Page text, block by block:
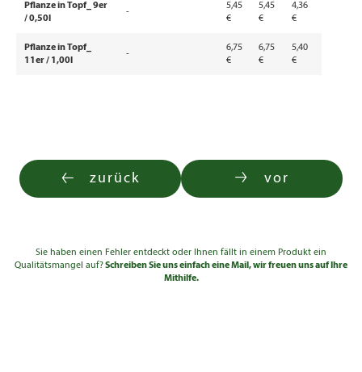
Pflanze in Topf_ 9er
/ 0,50l
-
5,45
€
5,45
€
4,36
€
Pflanze in Topf_
11er / 1,00l
-
6,75
€
6,75
€
5,40
€
zurück vor
Sie haben einen Fehler entdeckt oder Ihnen fällt in einem Produkt ein
Qualitätsmangel auf?Schreiben Sie uns einfach eine Mail, wir freuen uns auf Ihre
Mithilfe.